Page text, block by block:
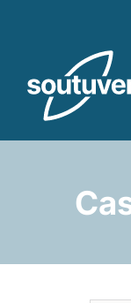
Perämoottorit